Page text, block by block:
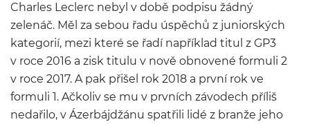
Charles Leclerc nebyl v době podpisu žádný
zelenáč. Měl za sebou řadu úspěchů z juniorských
kategorií, mezi které se řadí například titul z GP3
v roce 2016 a zisk titulu v nově obnovené formuli 2
v roce 2017. A pak přišel rok 2018 a první rok ve
formuli 1. Ačkoliv se mu v prvních závodech příliš
nedařilo, v Ázerbájdžánu spatřili lidé z branže jeho